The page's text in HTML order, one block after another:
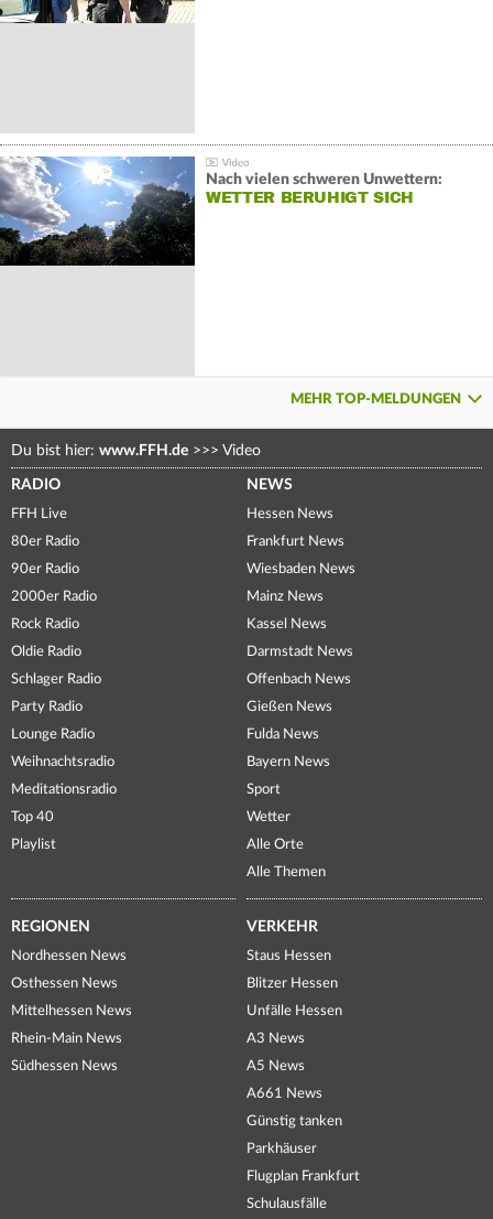
Nach vielen schweren Unwettern:
WETTER BERUHIGT SICH
MEHR TOP-MELDUNGEN
Du bist hier: www.FFH.de >>> Video
RADIO
FFH Live
80er Radio
90er Radio
2000er Radio
Rock Radio
Oldie Radio
Schlager Radio
Party Radio
Lounge Radio
Weihnachtsradio
Meditationsradio
Top 40
Playlist
NEWS
Hessen News
Frankfurt News
Wiesbaden News
Mainz News
Kassel News
Darmstadt News
Offenbach News
Gießen News
Fulda News
Bayern News
Sport
Wetter
Alle Orte
Alle Themen
REGIONEN
Nordhessen News
Osthessen News
Mittelhessen News
Rhein-Main News
Südhessen News
VERKEHR
Staus Hessen
Blitzer Hessen
Unfälle Hessen
A3 News
A5 News
A661 News
Günstig tanken
Parkhäuser
Flugplan Frankfurt
Schulausfälle